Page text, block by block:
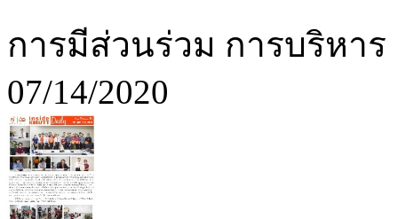
การมีส่วนร่วม การบริหาร
07/14/2020